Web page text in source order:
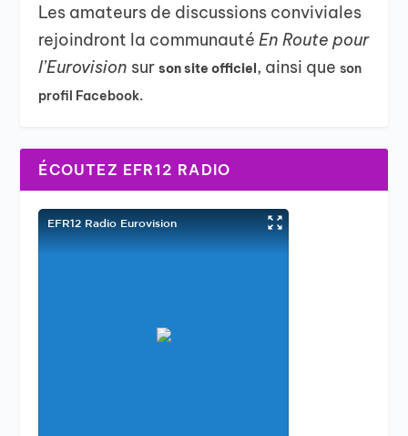
Les amateurs de discussions conviviales
rejoindront la communautéEn Route pour
l’Eurovision surson site officiel, ainsi queson
profil Facebook.
ÉCOUTEZ EFR12 RADIO